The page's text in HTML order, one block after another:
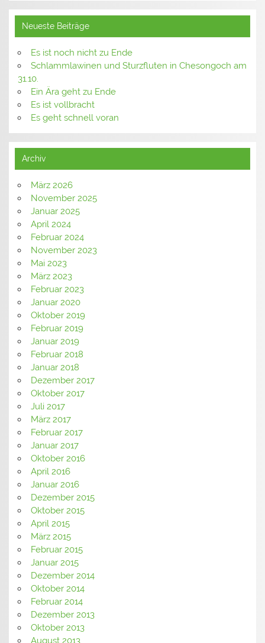
Neueste Beiträge
Es ist noch nicht zu Ende
Schlammlawinen und Sturzfluten in Chesongoch am
31.10.
Ein Ära geht zu Ende
Es ist vollbracht
Es geht schnell voran
Archiv
März 2026
November 2025
Januar 2025
April 2024
Februar 2024
November 2023
Mai 2023
März 2023
Februar 2023
Januar 2020
Oktober 2019
Februar 2019
Januar 2019
Februar 2018
Januar 2018
Dezember 2017
Oktober 2017
Juli 2017
März 2017
Februar 2017
Januar 2017
Oktober 2016
April 2016
Januar 2016
Dezember 2015
Oktober 2015
April 2015
März 2015
Februar 2015
Januar 2015
Dezember 2014
Oktober 2014
Februar 2014
Dezember 2013
Oktober 2013
August 2013